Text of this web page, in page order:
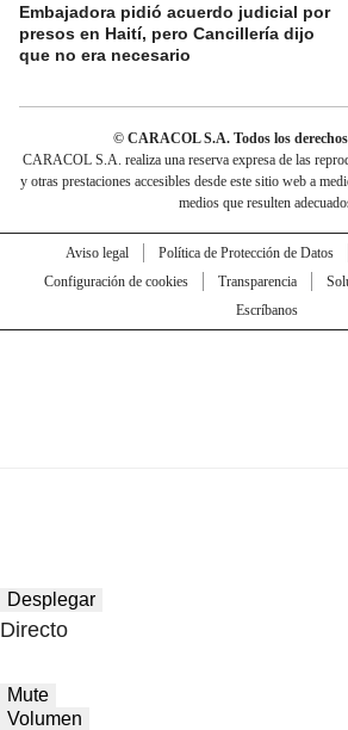
Embajadora pidió acuerdo judicial por
presos en Haití, pero Cancillería dijo
que no era necesario
© CARACOL S.A. Todos los
CARACOL S.A. realiza una reserva expresa de las
y otras prestaciones accesibles desde este sitio web a
medios que resulten
Aviso legal Política de Protección de Datos
Configuración de cookies
Transparencia
Escríbanos
Desplegar
Directo
Mute
Volumen